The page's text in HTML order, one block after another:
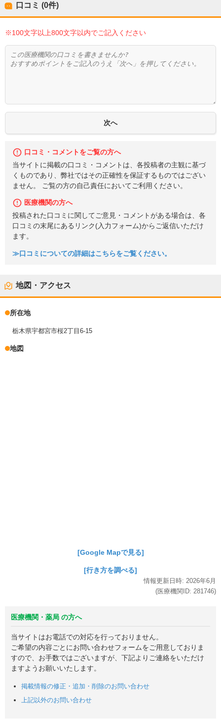
口コミ (0件)
※100文字以上800文字以内でご記入ください
口コミ・コメントをご覧の方へ
当サイトに掲載の口コミ・コメントは、各投稿者の主観に基づ
くものであり、弊社ではその正確性を保証するものではござい
ません。 ご覧の方の自己責任においてご利用ください。
医療機関の方へ
投稿された口コミに関してご意見・コメントがある場合は、各
口コミの末尾にあるリンク(入力フォーム)からご返信いただけ
ます。
≫口コミについての詳細はこちらをご覧ください。
地図・アクセス
所在地
栃木県宇都宮市桜2丁目6-15
地図
[Google Mapで見る]
[行き方を調べる]
情報更新日時: 2026年6月
(医療機関ID: 281746)
医療機関・薬局 の方へ
当サイトはお電話での対応を行っておりません。
ご希望の内容ごとにお問い合わせフォームをご用意しておりま
すので、お手数ではございますが、下記よりご連絡をいただけ
ますようお願いいたします。
掲載情報の修正・追加・削除のお問い合わせ
上記以外のお問い合わせ